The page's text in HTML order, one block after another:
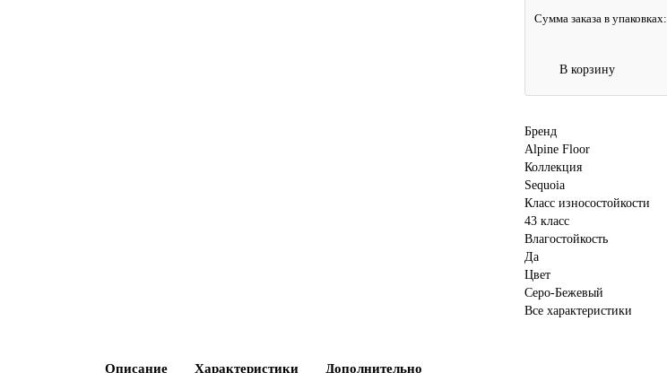
Сумма заказа в упаковках:
В корзину
Бренд
Alpine Floor
Коллекция
Sequoia
Класс износостойкости
43 класс
Влагостойкость
Да
Цвет
Серо-Бежевый
Все характеристики
Описание Характеристики Дополнительно